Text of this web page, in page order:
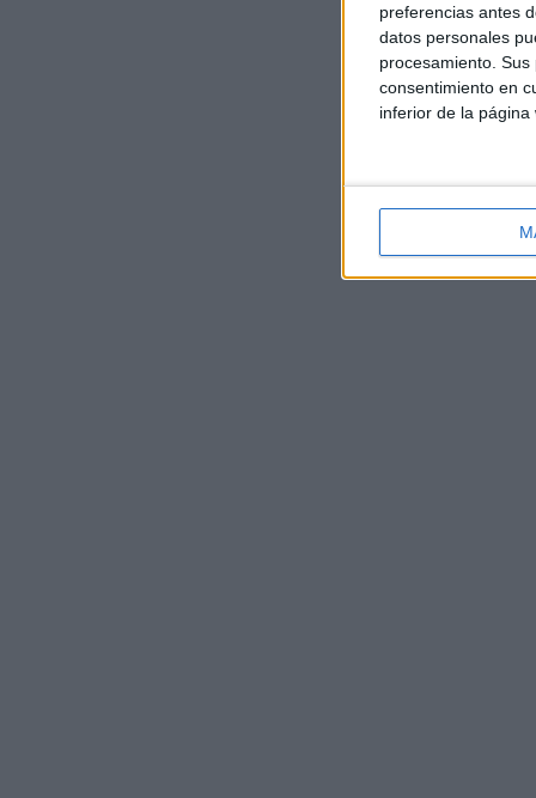
preferencias antes
datos personales
procesamiento.
consentimiento en
inferior de la página